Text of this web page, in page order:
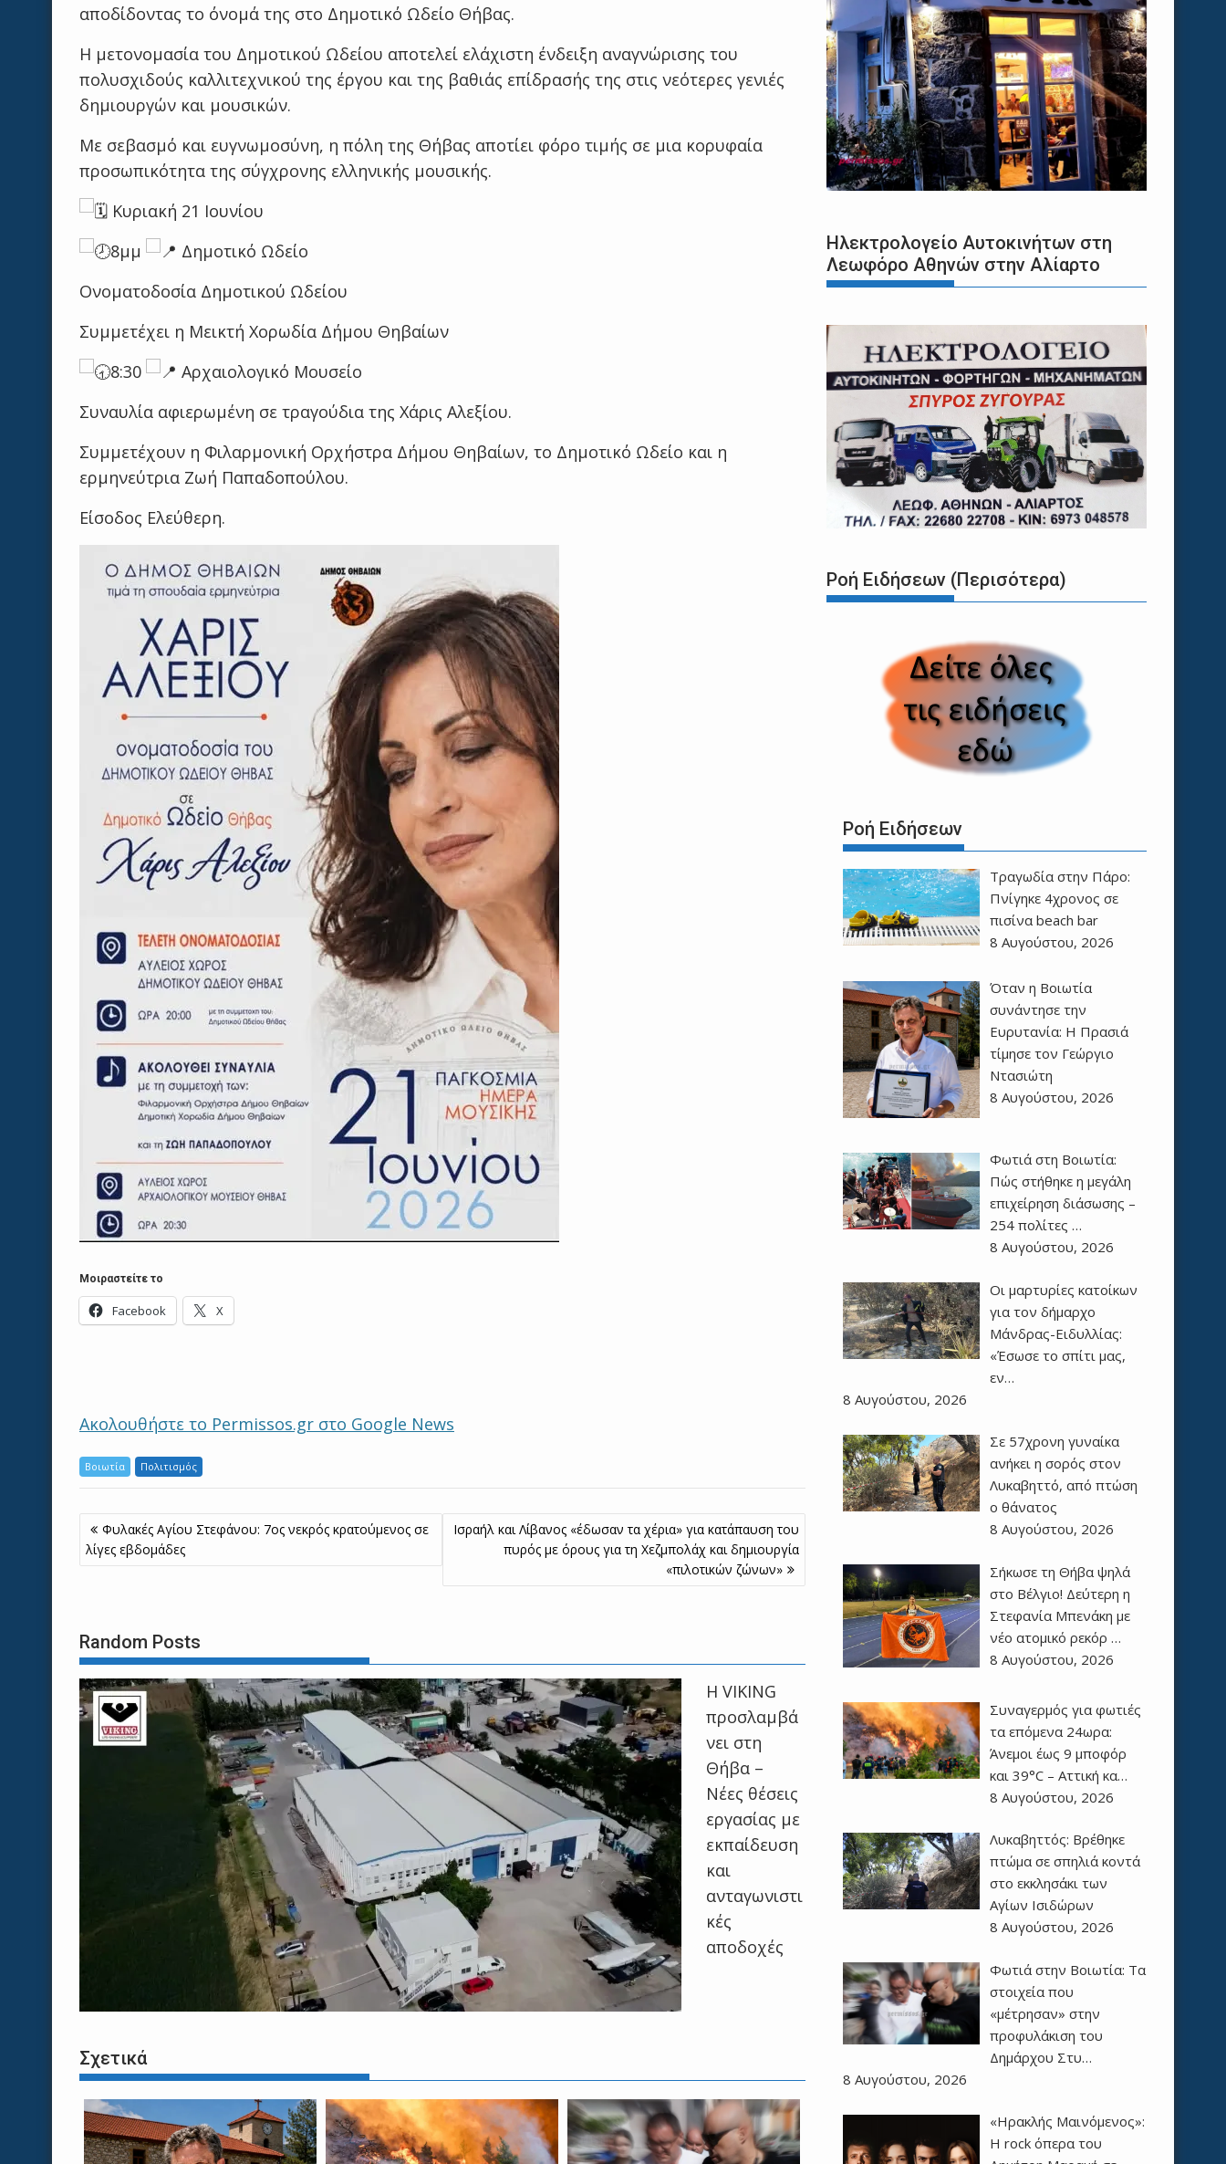
αποδίδοντας το όνομά της στο Δημοτικό Ωδείο Θήβας.
Η μετονομασία του Δημοτικού Ωδείου αποτελεί ελάχιστη ένδειξη αναγνώρισης του
πολυσχιδούς καλλιτεχνικού της έργου και της βαθιάς επίδρασής της στις νεότερες γενιές
δημιουργών και μουσικών.
Με σεβασμό και ευγνωμοσύνη, η πόλη της Θήβας αποτίει φόρο τιμής σε μια κορυφαία
προσωπικότητα της σύγχρονης ελληνικής μουσικής.
Κυριακή 21 Ιουνίου
8μμ
Δημοτικό Ωδείο
Ονοματοδοσία Δημοτικού Ωδείου
Συμμετέχει η Μεικτή Χορωδία Δήμου Θηβαίων
8:30
Αρχαιολογικό Μουσείο
Συναυλία αφιερωμένη σε τραγούδια της Χάρις Αλεξίου.
Συμμετέχουν η Φιλαρμονική Ορχήστρα Δήμου Θηβαίων, το Δημοτικό Ωδείο και η
ερμηνεύτρια Ζωή Παπαδοπούλου.
Είσοδος Ελεύθερη.
Μοιραστείτε το
Facebook X
Ακολουθήστε το Permissos.gr στο Google News
Βοιωτία Πολιτισμός
Πλοήγηση
άρθρων
Φυλακές Αγίου Στεφάνου: 7ος νεκρός κρατούμενος σε
λίγες εβδομάδες
Ισραήλ και Λίβανος «έδωσαν τα χέρια» για κατάπαυση του
πυρός με όρους για τη Χεζμπολάχ και δημιουργία
«πιλοτικών ζώνων»
Random Posts
Η VIKING
προσλαμβά
νει στη
Θήβα –
Νέες θέσεις
εργασίας με
εκπαίδευση
και
ανταγωνιστι
κές
αποδοχές
Σχετικά
Ηλεκτρολογείο Αυτοκινήτων στη
Λεωφόρο Αθηνών στην Αλίαρτο
Ροή Ειδήσεων (Περισότερα)
Ροή Ειδήσεων
Τραγωδία στην Πάρο:
Πνίγηκε 4χρονος σε
πισίνα beach bar
8 Αυγούστου, 2026
Όταν η Βοιωτία
συνάντησε την
Ευρυτανία: Η Πρασιά
τίμησε τον Γεώργιο
Ντασιώτη
8 Αυγούστου, 2026
Φωτιά στη Βοιωτία:
Πώς στήθηκε η μεγάλη
επιχείρηση διάσωσης –
254 πολίτες …
8 Αυγούστου, 2026
Οι μαρτυρίες κατοίκων
για τον δήμαρχο
Μάνδρας-Ειδυλλίας:
«Έσωσε το σπίτι μας,
εν…
8 Αυγούστου, 2026
Σε 57χρονη γυναίκα
ανήκει η σορός στον
Λυκαβηττό, από πτώση
ο θάνατος
8 Αυγούστου, 2026
Σήκωσε τη Θήβα ψηλά
στο Βέλγιο! Δεύτερη η
Στεφανία Μπενάκη με
νέο ατομικό ρεκόρ …
8 Αυγούστου, 2026
Συναγερμός για φωτιές
τα επόμενα 24ωρα:
Άνεμοι έως 9 μποφόρ
και 39°C – Αττική κα…
8 Αυγούστου, 2026
Λυκαβηττός: Βρέθηκε
πτώμα σε σπηλιά κοντά
στο εκκλησάκι των
Αγίων Ισιδώρων
8 Αυγούστου, 2026
Φωτιά στην Βοιωτία: Τα
στοιχεία που
«μέτρησαν» στην
προφυλάκιση του
Δημάρχου Στυ…
8 Αυγούστου, 2026
«Ηρακλής Μαινόμενος»:
H rock όπερα του